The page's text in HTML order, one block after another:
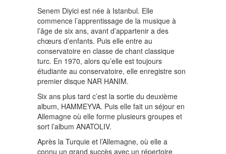
Senem Diyici est née à Istanbul. Elle
commence l’apprentissage de la musique à
l’âge de six ans, avant d’appartenir a des
chœurs d’enfants. Puis elle entre au
conservatoire en classe de chant classique
turc. En 1970, alors qu’elle est toujours
étudiante au conservatoire, elle enregistre son
premier disque NAR HANIM.
Six ans plus tard c’est la sortie du deuxième
album, HAMMEYVA. Puis elle fait un séjour en
Allemagne où elle forme plusieurs groupes et
sort l’album ANATOLIV.
Après la Turquie et l’Allemagne, où elle a
connu un grand succès avec un répertoire